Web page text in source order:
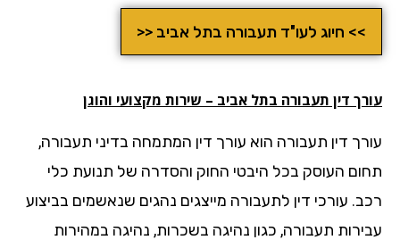
>> חיוג לעו"ד תעבורה בתל אביב <<
דין תעבורה בתל אביב – שירות מקצועי והוגן
דין תעבורה הוא עורך דין המתמחה בדיני תעבורה,
העוסק בכל היבטי החוק והסדרה של תנועת כלי
עורכי דין לתעבורה מייצגים נהגים שנאשמים בביצוע
תעבורה, כגון נהיגה בשכרות, נהיגה במהירות